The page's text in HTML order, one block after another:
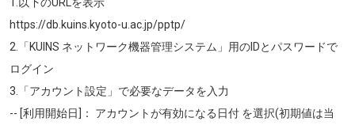
https://db.kuins.kyoto-u.ac.jp/pptp/
2.「KUINS ネットワーク機器管理システム」用のIDとパスワードで
ログイン
3.「アカウント設定」で必要なデータを入力
-- [利用開始日]： アカウントが有効になる日付 を選択(初期値は当